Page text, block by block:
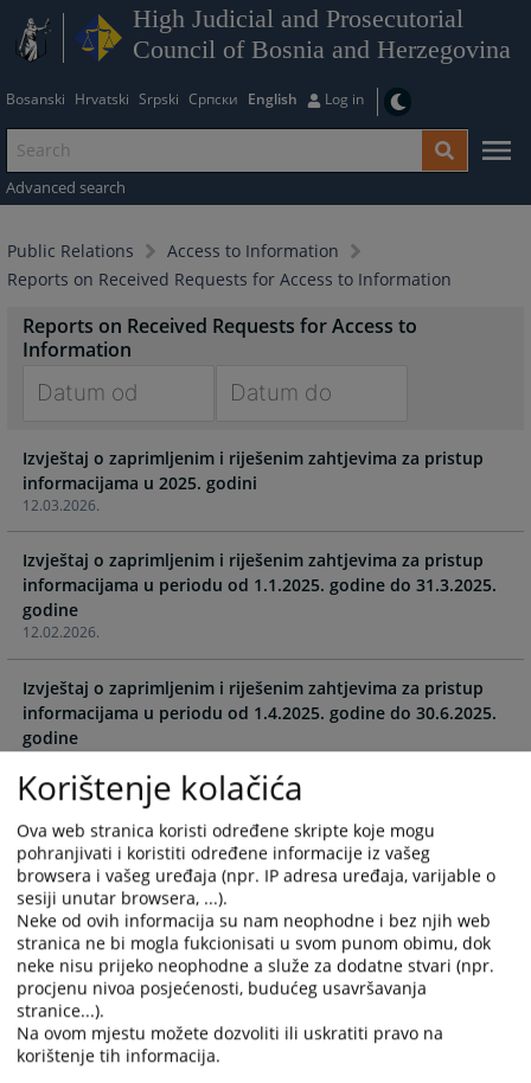
High Judicial and Prosecutorial
Council of Bosnia and Herzegovina
Bosanski Hrvatski Srpski Српски English Log in
Advanced search
Public Relations
Access to Information
Reports on Received Requests for Access to Information
Reports on Received Requests for Access to
Information
forward
to
interact
with
the
calendar
and
select
a
date.
Press
the
question
mark
key
to
get
the
keyboard
shortcuts
for
changing
dates.
forward
to
with
the
calendar
a
date.
Press
the
question
mark
key
to
get
the
keyboard
shortcuts
for
dates.
12.03.2026.
Izvještaj o zaprimljenim i riješenim zahtjevima za pristup
12.02.2026.
Izvještaj o zaprimljenim i riješenim zahtjevima za pristup
informacijama u periodu od 1.1.2025. godine do 31.3.2025.
godine
Izvještaj o zaprimljenim i riješenim zahtjevima za pristup
informacijama u periodu od 1.4.2025. godine do 30.6.2025.
godine
12.02.2026.
Izvještaj o zaprimljenim i riješenim zahtjevima za pristup
informacijama u periodu od 1.7.2025. godine do 30.9.2025.
godine
12.02.2026.
Izvještaj o zaprimljenim i riješenim zahtjevima za pristup
informacijama u periodu od 1.10.2025. godine do
31.12.2025. godine
Izvještaj o zaprimljenim i riješenim zahtjevima za pristup
Korištenje kolačića
Ova web stranica koristi određene skripte koje mogu
pohranjivati i koristiti određene informacije iz vašeg
browsera i vašeg uređaja (npr. IP adresa uređaja, varijable o
sesiji unutar browsera, ...).
Neke od ovih informacija su nam neophodne i bez njih web
stranica ne bi mogla fukcionisati u svom punom obimu, dok
neke nisu prijeko neophodne a služe za dodatne stvari (npr.
procjenu nivoa posjećenosti, budućeg usavršavanja
stranice...).
Na ovom mjestu možete dozvoliti ili uskratiti pravo na
korištenje tih informacija.